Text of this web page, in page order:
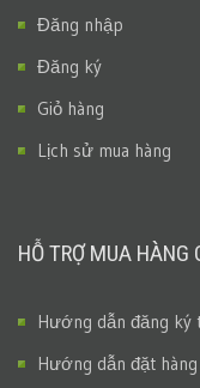
Đăng nhập
Đăng ký
Giỏ hàng
Lịch sử mua hàng
HỖ TRỢ MUA HÀNG
Hướng dẫn đăng ký
Hướng dẫn đặt